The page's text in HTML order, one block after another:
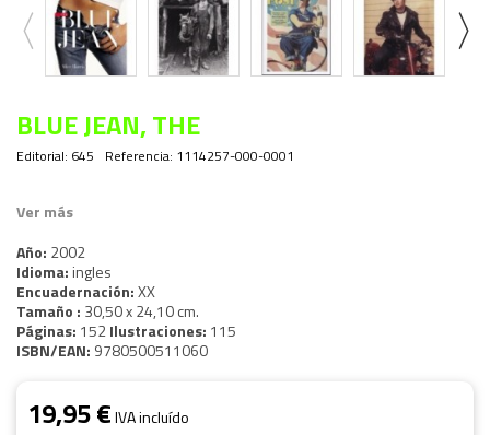
BLUE JEAN, THE
Editorial: 645 Referencia: 1114257-000-0001
Ver más
Año: 2002
Idioma: ingles
Encuadernación:XX
Tamaño : 30,50 x 24,10 cm.
Páginas: 152Ilustraciones: 115
ISBN/EAN: 9780500511060
19,95 €IVA incluído